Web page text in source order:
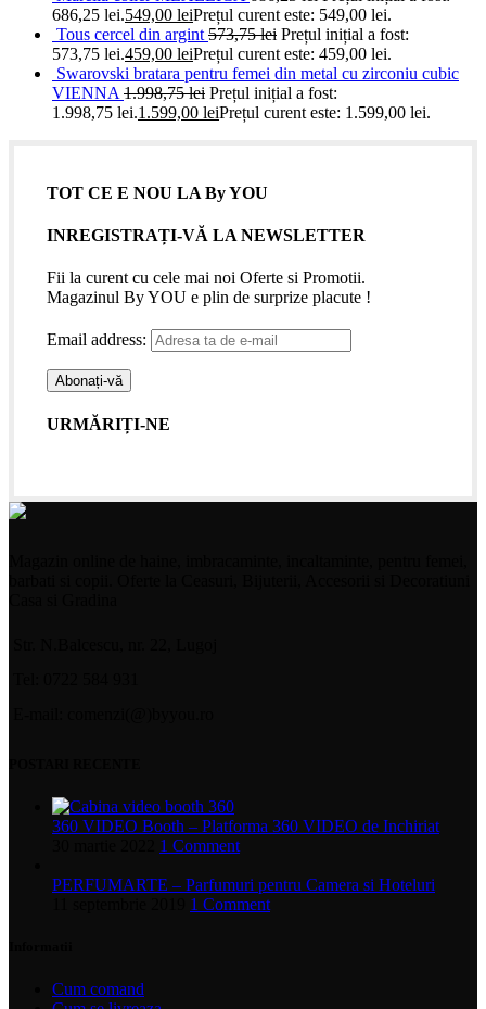
686,25 lei.549,00 leiPrețul curent este: 549,00 lei.
Tous cercel din argint 573,75lei Prețul inițial a fost:
573,75 lei.459,00 leiPrețul curent este: 459,00 lei.
Swarovski bratara pentru femei din metal cu zirconiu cubic
VIENNA 1.998,75lei Prețul inițial a fost:
1.998,75 lei.1.599,00 leiPrețul curent este: 1.599,00 lei.
TOT CE E NOU LA By YOU
INREGISTRAȚI-VĂ LA NEWSLETTER
Fii la curent cu cele mai noi Oferte si Promotii.
Magazinul By YOU e plin de surprize placute !
Email address:
URMĂRIȚI-NE
360 VIDEO Booth – Platforma 360 VIDEO de Inchiriat
1 Comment
PERFUMARTE – Parfumuri pentru Camera si Hoteluri
1 Comment
Cum comand